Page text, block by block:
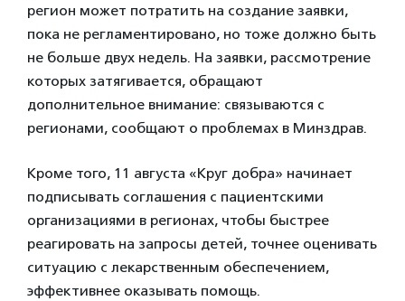
регион может потратить на создание заявки,
пока не регламентировано, но тоже должно быть
не больше двух недель. На заявки, рассмотрение
которых затягивается, обращают
дополнительное внимание: связываются с
регионами, сообщают о проблемах в Минздрав.
Кроме того, 11 августа «Круг добра» начинает
подписывать соглашения с пациентскими
организациями в регионах, чтобы быстрее
реагировать на запросы детей, точнее оценивать
ситуацию с лекарственным обеспечением,
эффективнее оказывать помощь.